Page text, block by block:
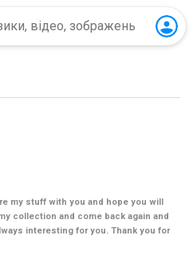
my stuff with you and hope you will
collection and come back again and
interesting for you. Thank you for